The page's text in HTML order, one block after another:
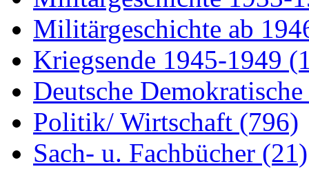
Militärgeschichte ab
Kriegsende 1945-1949
Deutsche
Politik/ Wirtschaft (796)
Sach- u. Fachbücher (21)